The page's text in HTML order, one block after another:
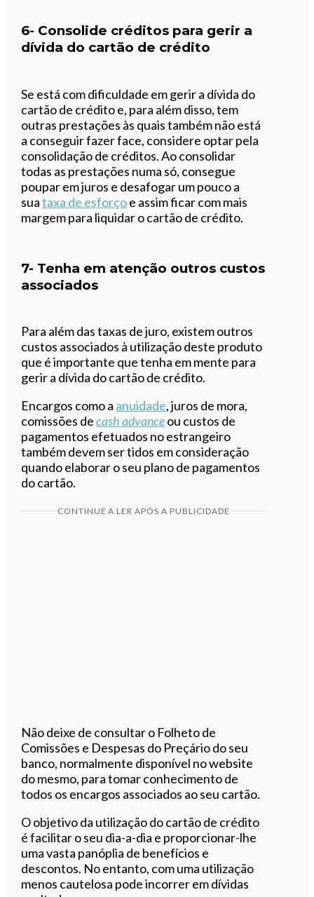
6- Consolide créditos para gerir a
dívida do cartão de crédito
Se está com dificuldade em gerir a dívida do
cartão de crédito e, para além disso, tem
outras prestações às quais também não está
a conseguir fazer face, considere optar pela
consolidação de créditos. Ao consolidar
todas as prestações numa só, consegue
poupar em juros e desafogar um pouco a
suataxa de esforçoe assim ficar com mais
margem para liquidar o cartão de crédito.
7- Tenha em atenção outros custos
associados
Para além das taxas de juro, existem outros
custos associados à utilização deste produto
que é importante que tenha em mente para
gerir a dívida do cartão de crédito.
Encargos como a anuidade, juros de mora,
comissões decash advanceou custos de
pagamentos efetuados no estrangeiro
também devem ser tidos em consideração
quando elaborar o seu plano de pagamentos
do cartão.
CONTINUE A LER APÓS A PUBLICIDADE
Não deixe de consultar o Folheto de
Comissões e Despesas do Preçário do seu
banco, normalmente disponível no website
do mesmo, para tomar conhecimento de
todos os encargos associados ao seu cartão.
O objetivo da utilização do cartão de crédito
é facilitar o seu dia-a-dia e proporcionar-lhe
uma vasta panóplia de benefícios e
descontos. No entanto, com uma utilização
menos cautelosa pode incorrer em dívidas